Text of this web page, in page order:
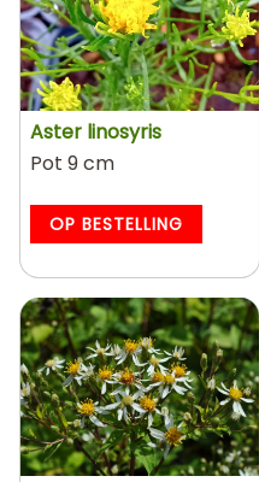
Aster linosyris
Pot 9 cm
OP BESTELLING